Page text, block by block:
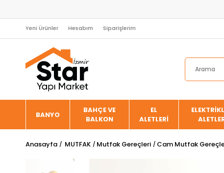
Yeni Ürünler Hesabım Siparişlerim
BANYO
BAHÇE VE
BALKON
EL
ALETLERİ
Anasayfa MUTFAK Mutfak Gereçleri Cam Mutfak